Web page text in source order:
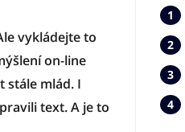
vykládejte to
on-line
stále mlád. I
text. A je to